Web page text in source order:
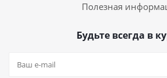
Полезная
Будьте всегда в